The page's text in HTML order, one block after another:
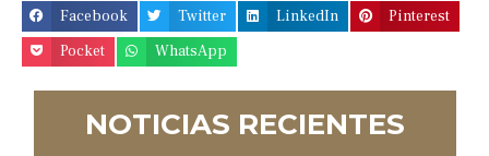
Facebook Twitter LinkedIn
Pinterest
Pocket
WhatsApp
NOTICIAS RECIENTES